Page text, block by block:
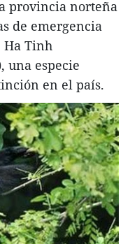
provincia norteña
de emergencia
Ha Tinh
una especie
en el país.